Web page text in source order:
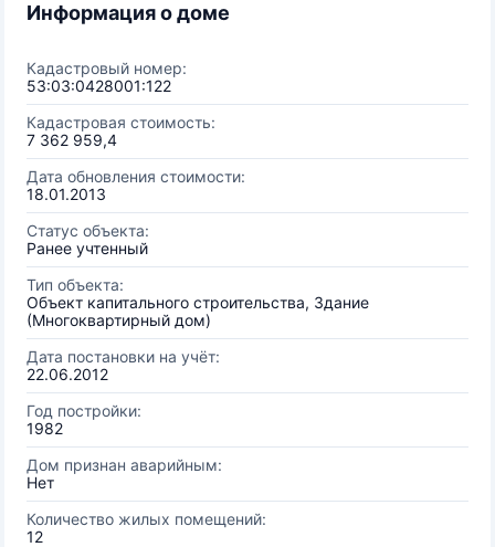
Информация о доме
Кадастровый номер:
53:03:0428001:122
Кадастровая стоимость:
7 362 959,4
Дата обновления стоимости:
18.01.2013
Статус объекта:
Ранее учтенный
Тип объекта:
Объект капитального строительства, Здание
(Многоквартирный дом)
Дата постановки на учёт:
22.06.2012
Год постройки:
1982
Дом признан аварийным:
Нет
Количество жилых помещений:
12